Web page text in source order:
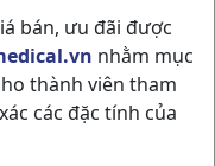
bán, ưu đãi được
nhằm mục
thành viên tham
các đặc tính của
0,1mg Gebro
Pharma
Gebro Pharma